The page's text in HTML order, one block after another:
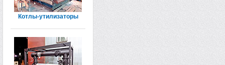
Котлы-утилизаторы